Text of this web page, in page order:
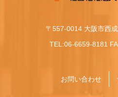
〒557-0014 大阪市西
TEL:06-6659-8181
お問い合わせ